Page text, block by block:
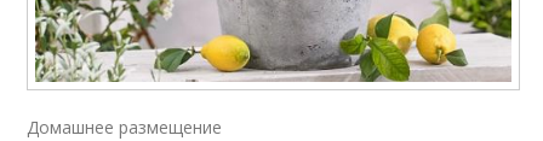
Домашнее размещение